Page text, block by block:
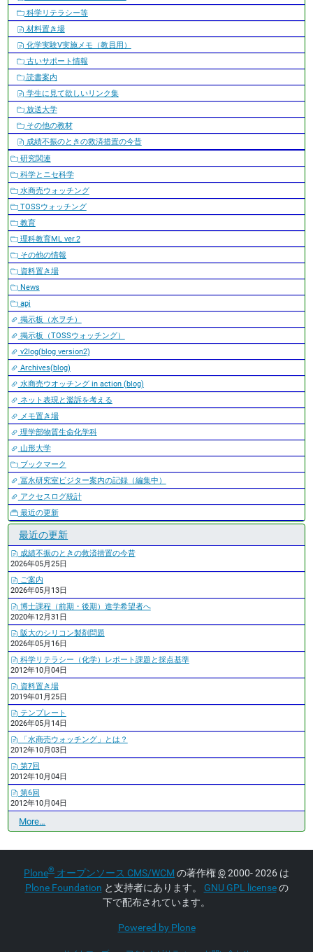
科学リテラシー等
材料置き場
化学実験V実施メモ（教員用）
古いサポート情報
読書案内
学生に見て欲しいリンク集
放送大学
その他の教材
成績不振のときの救済措置の今昔
研究関連
科学とニセ科学
水商売ウォッチング
TOSSウォッチング
教育
理科教育ML ver.2
その他の情報
資料置き場
News
apj
掲示板（水ヲチ）
掲示板（TOSSウォッチング）
v2log(blog version2)
Archives(blog)
水商売ウオッチング in action (blog)
ネット表現と濫訴を考える
メモ置き場
理学部物質生命化学科
山形大学
ブックマーク
冨永研究室ビジター案内の記録（編集中）
アクセスログ統計
最近の更新
最近の更新
成績不振のときの救済措置の今昔
2026年05月25日
ご案内
2026年05月13日
博士課程（前期・後期）進学希望者へ
2020年12月31日
阪大のシリコン製剤問題
2026年05月16日
科学リテラシー（化学）レポート課題と採点基準
2012年10月04日
資料置き場
2019年01月25日
テンプレート
2026年05月14日
「水商売ウォッチング」とは？
2012年10月03日
第7回
2012年10月04日
第6回
2012年10月04日
最
近
新
More…
Plone® オープンソース CMS/WCM の著作権©2000- 2026 は
Plone Foundation と支持者にあります。 GNU GPL licenseの
下で配布されています。
Powered by Plone